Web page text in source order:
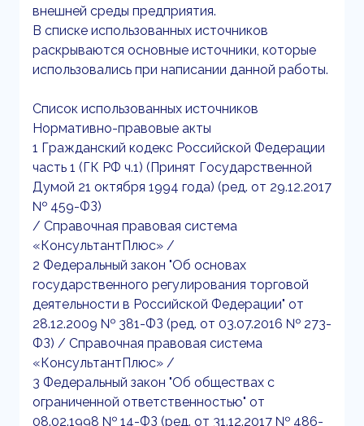
внешней среды предприятия.
В списке использованных источников
раскрываются основные источники, которые
использовались при написании данной работы.
Список использованных источников
Нормативно-правовые акты
1 Гражданский кодекс Российской Федерации
часть 1 (ГК РФ ч.1) (Принят Государственной
Думой 21 октября 1994 года) (ред. от 29.12.2017
№ 459-ФЗ)
/ Справочная правовая система
«КонсультантПлюс» /
2 Федеральный закон "Об основах
государственного регулирования торговой
деятельности в Российской Федерации" от
28.12.2009 № 381-ФЗ (ред. от 03.07.2016 № 273-
ФЗ) / Справочная правовая система
«КонсультантПлюс» /
3 Федеральный закон "Об обществах с
ограниченной ответственностью" от
08.02.1998 № 14-ФЗ (ред. от 31.12.2017 № 486-